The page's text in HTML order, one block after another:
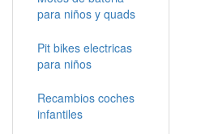
para niños y quads
Pit bikes electricas
para niños
Recambios coches
infantiles